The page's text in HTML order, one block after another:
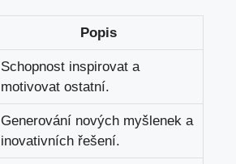
Popis
Schopnost inspirovat a
motivovat ostatní.
Generování nových myšlenek a
inovativních řešení.